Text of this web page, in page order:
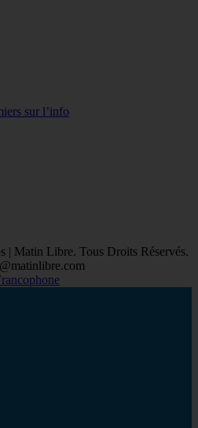
sur l’info
| Matin Libre. Tous Droits Réservés.